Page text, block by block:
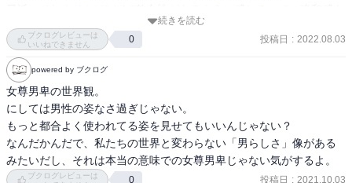
少ないです。
せっかくなので最後まで読み直したいと思います。
続きを読む
ブクログレビューは
いいねできません
0 投稿日 : 2022.08.03
powered by ブクログ
女尊男卑の世界観。
にしては男性の姿なさ過ぎじゃない。
もっと都合よく使われてる姿を見せてもいいんじゃない？
なんだかんだで、私たちの世界と変わらない「男らしさ」像がある
みたいだし、それは本当の意味での女尊男卑じゃない気がするよ。
ブクログレビューは
0 投稿日 : 2021.10.03